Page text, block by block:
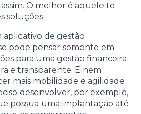
O melhor é aquele te
soluções.
de gestão
pode pensar somente em
para uma gestão financeira
e transparente. E nem
mais mobilidade e agilidade
desenvolver, por exemplo,
possua uma implantação até